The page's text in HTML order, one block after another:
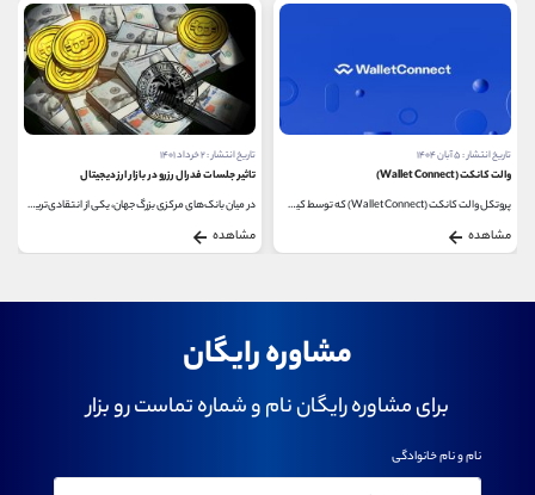
تاریخ انتشار : ۵ آبان ۱۴۰۴
والت کانکت (Wallet Connect)
پروتکل والت کانکت (Wallet Connect) که توسط کیف پول ‌های...
مشاهده
تاریخ انتشار : ۲ خرداد ۱۴۰۱
تاثیر جلسات فدرال رزرو در بازار ارز دیجیتال
در میان بانک‌های مرکزی بزرگ جهان، یکی از انتقادی‌ترین...
مشاهده
مشاوره رایگان
برای مشاوره رایگان نام و شماره تماست رو بزار
نام و نام خانوادگی